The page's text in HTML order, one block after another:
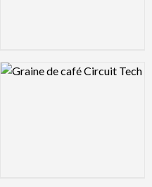
Logo Preview Image